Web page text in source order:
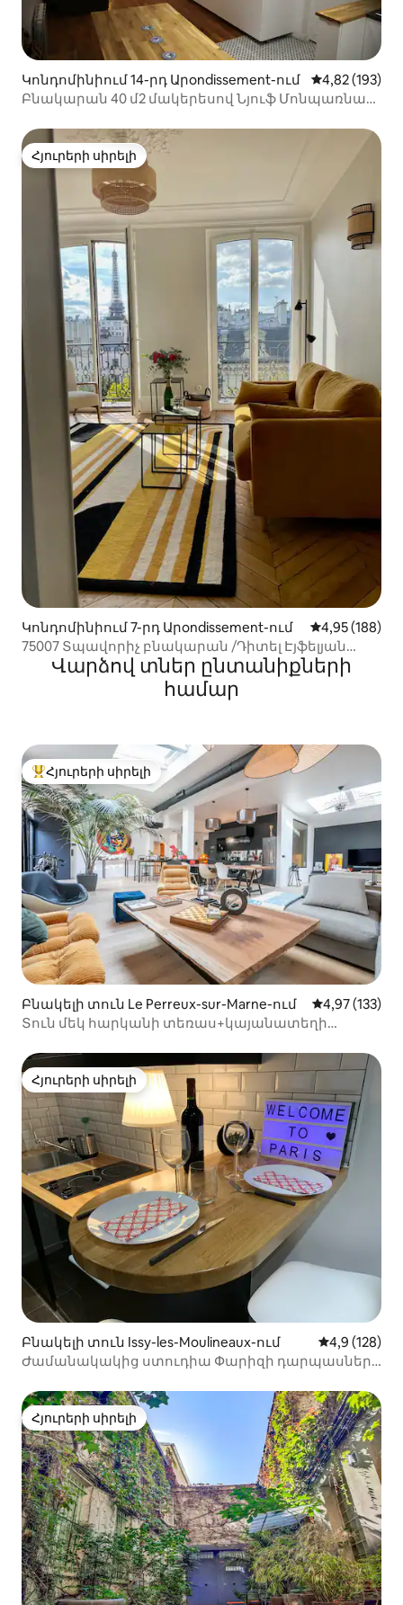
Կոնդոմինիում 14-րդ Արondissement-ում Միջին
4,82 (193)
Բնակարան 40 մ2 մակերեսով Նյուֆ Մոնպառնաս
Հյուրերի սիրելի
Հյուրերի սիրելի
Կոնդոմինիում 7-րդ Արondissement-ում Միջին
4,95 (188)
75007 Տպավորիչ բնակարան /Դիտել Էյֆելյան
աշտարակը
Վարձով տներ ընտանիքների
համար
Հյուրերի սիրելի լավագույն տները
Հյուրերի սիրելի
Բնակելի տուն Le Perreux-sur-Marne-ում Միջին
4,97 (133)
Տուն մեկ հարկանի տեռաս+կայանատեղի
Հյուրերի սիրելի
Հյուրերի սիրելի
Բնակելի տուն Issy-les-Moulineaux-ում Միջին
4,9 (128)
Ժամանակակից ստուդիա Փարիզի դարպասների
Հյուրերի սիրելի
Հյուրերի սիրելի